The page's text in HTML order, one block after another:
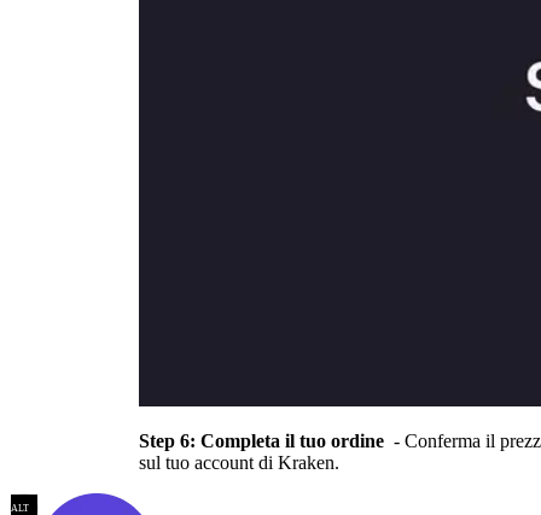
Step 6: Completa il tuo ordine - Conferma il
sul tuo account di Kraken.
ALT